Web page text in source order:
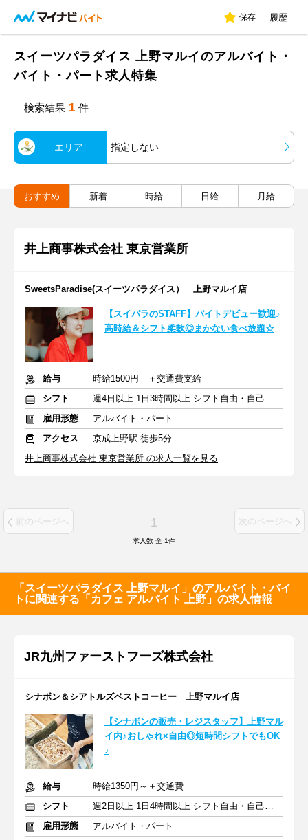
保存 履歴
スイーツパラダイス 上野マルイのアルバイト・
バイト・パート求人特集
検索結果 1 件
エリア 指定しない
おすすめ 新着 時給 日給 月給
井上商事株式会社 東京営業所
SweetsParadise(スイーツパラダイス） 上野マルイ店
【スイパラのSTAFF】バイトデビュー歓迎♪
高時給＆シフト柔軟◎まかない食べ放題☆
給与
時給1500円 ＋交通費支給
シフト
週4日以上 1日3時間以上 シフト自由・自己申告
雇用形態
アルバイト・パート
アクセス
京成上野駅 徒歩5分
井上商事株式会社 東京営業所 の求人一覧を見る
前のページへ 1 次のページへ
求人数 全 1件
「スイーツパラダイス 上野マルイ」のアルバイト・バイ
トに関連する「カフェ アルバイト 上野」の求人情報
JR九州ファーストフーズ株式会社
シナボン＆シアトルズベストコーヒー 上野マルイ店
【シナボンの販売・レジスタッフ】上野マル
イ内♪おしゃれ×自由◎短時間シフトでもOK
♪
給与
時給1350円～＋交通費
シフト
週2日以上 1日4時間以上 シフト自由・自己申告
雇用形態
アルバイト・パート